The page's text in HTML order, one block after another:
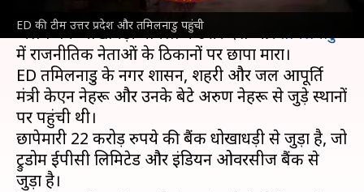
ED की टीम उत्तर प्रदेश और तमिलनाडु पहुंची
की टीम ने सोमवार को 2 अलग-
अलग बैंक धोखाधड़ी मामलों में उत्तर प्रदेश औरतमिलनाडु
में राजनीतिक नेताओं के ठिकानों पर छापा मारा।
ED तमिलनाडु के नगर प्रशासन, शहरी और जल आपूर्ति
मंत्री केएन नेहरू और उनके बेटे अरुण नेहरू से जुड़े स्थानों
पर पहुंची थी।
छापेमारी 22 करोड़ रुपये की बैंक धोखाधड़ी से जुड़ा है, जो
ट्रुडोम ईपीसी लिमिटेड और इंडियन ओवरसीज बैंक से
जुड़ा है।